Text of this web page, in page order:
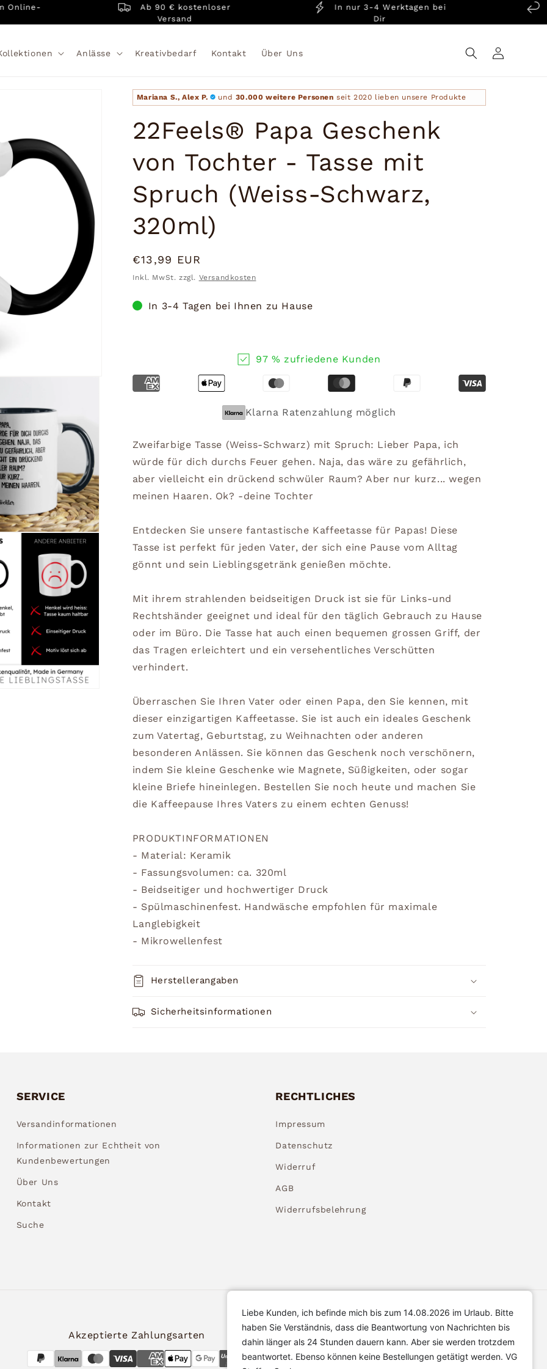
Ab 90 € kostenloser
Versand
In nur 3-4 Werktagen bei
14
Anlässe Kreativbedarf Kontakt Über Uns Einloggen
Mariana S., Alex P. und 30.000 weitere Personen seit 2020 lieben unsere Produkte
22Feels® Papa Geschenk
von Tochter - Tasse mit
Spruch (Weiss-Schwarz,
320ml)
Normaler
Preis
€13,99 EUR
Inkl. MwSt. zzgl. Versandkosten
In 3-4 Tagen bei Ihnen zu Hause
97 % zufriedene Kunden
Klarna Ratenzahlung möglich
Zweifarbige Tasse (Weiss-Schwarz) mit Spruch: Lieber Papa, ich
würde für dich durchs Feuer gehen. Naja, das wäre zu gefährlich,
aber vielleicht ein drückend schwüler Raum? Aber nur kurz... wegen
meinen Haaren. Ok? -deine Tochter
Entdecken Sie unsere fantastische Kaffeetasse für Papas! Diese
Tasse ist perfekt für jeden Vater, der sich eine Pause vom Alltag
gönnt und sein Lieblingsgetränk genießen möchte.
Mit ihrem strahlenden beidseitigen Druck ist sie für Links-und
Rechtshänder geeignet und ideal für den täglich Gebrauch zu Hause
oder im Büro. Die Tasse hat auch einen bequemen grossen Griff, der
das Tragen erleichtert und ein versehentliches Verschütten
verhindert.
Überraschen Sie Ihren Vater oder einen Papa, den Sie kennen, mit
dieser einzigartigen Kaffeetasse. Sie ist auch ein ideales Geschenk
zum Vatertag, Geburtstag, zu Weihnachten oder anderen
besonderen Anlässen. Sie können das Geschenk noch verschönern,
indem Sie kleine Geschenke wie Magnete, Süßigkeiten, oder sogar
kleine Briefe hineinlegen. Bestellen Sie noch heute und machen Sie
die Kaffeepause Ihres Vaters zu einem echten Genuss!
PRODUKTINFORMATIONEN
- Material: Keramik
- Fassungsvolumen: ca. 320ml
- Beidseitiger und hochwertiger Druck
- Spülmaschinenfest. Handwäsche empfohlen für maximale
Langlebigkeit
- Mikrowellenfest
Herstellerangaben
Sicherheitsinformationen
SERVICE
Versandinformationen
Informationen zur Echtheit von
Kundenbewertungen
Über Uns
Kontakt
Suche
RECHTLICHES
Impressum
Datenschutz
Widerruf
AGB
Widerrufsbelehrung
Akzeptierte Zahlungsarten
Liebe Kunden, ich befinde mich bis zum 14.08.2026 im Urlaub. Bitte
haben Sie Verständnis, dass die Beantwortung von Nachrichten bis
dahin länger als 24 Stunden dauern kann. Aber sie werden trotzdem
beantwortet. Ebenso können keine Bestellungen getätigt werden. VG